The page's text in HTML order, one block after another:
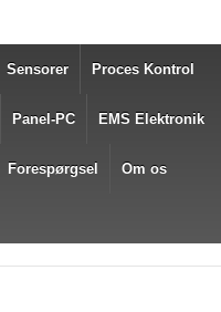
Sensorer Proces Kontrol
Panel-PC EMS Elektronik
Forespørgsel Om os